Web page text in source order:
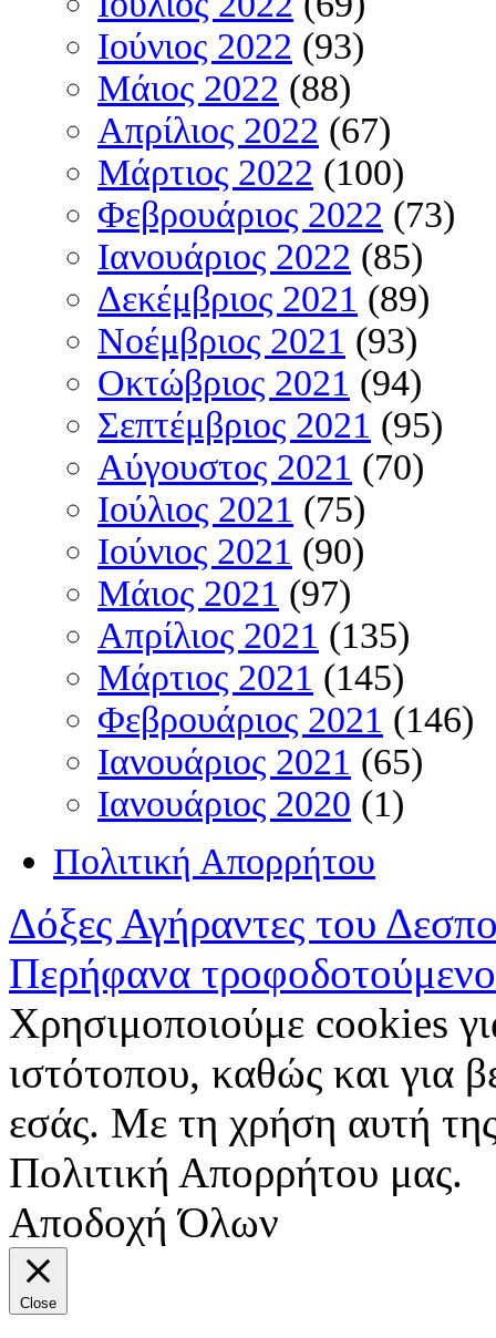
Ιούνιος 2022 (93)
Μάιος 2022 (88)
Απρίλιος 2022 (67)
Μάρτιος 2022 (100)
Φεβρουάριος 2022 (73)
Ιανουάριος 2022 (85)
Δεκέμβριος 2021 (89)
Νοέμβριος 2021 (93)
Οκτώβριος 2021 (94)
Σεπτέμβριος 2021 (95)
Αύγουστος 2021 (70)
Ιούλιος 2021 (75)
Ιούνιος 2021 (90)
Μάιος 2021 (97)
Απρίλιος 2021 (135)
Μάρτιος 2021 (145)
Φεβρουάριος 2021 (146)
Ιανουάριος 2021 (65)
Ιανουάριος 2020 (1)
Πολιτική Απορρήτου
Δόξες Αγήραντες του
Περήφανα
Χρησιμοποιούμε cookies
ιστότοπου, καθώς και για
εσάς. Με τη χρήση αυτή
Πολιτική Απορρήτου μας.
Αποδοχή Όλων
Close